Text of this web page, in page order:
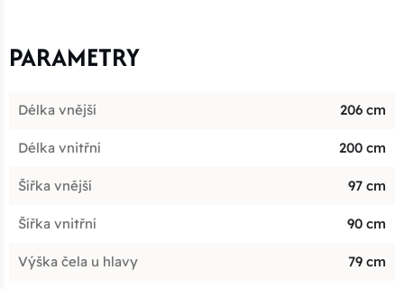
PARAMETRY
Délka vnější 206 cm
Délka vnitřní 200 cm
Šířka vnější 97 cm
Šířka vnitřní 90 cm
Výška čela u hlavy 79 cm